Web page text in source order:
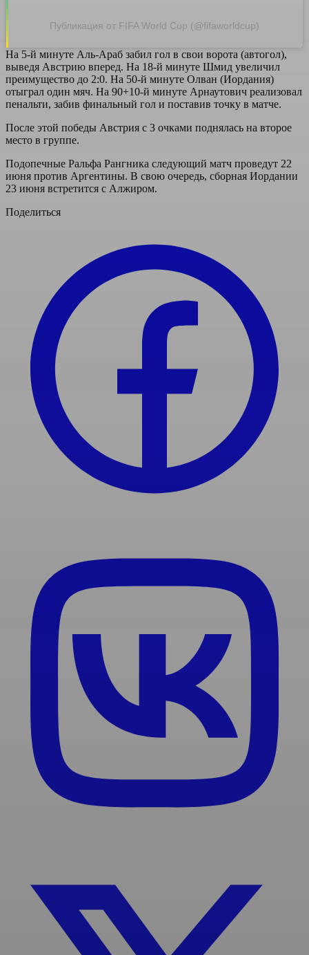
Публикация от FIFA World Cup (@fifaworldcup)
На 5-й минуте Аль-Араб забил гол в свои ворота (автогол),
выведя Австрию вперед. На 18-й минуте Шмид увеличил
преимущество до 2:0. На 50-й минуте Олван (Иордания)
отыграл один мяч. На 90+10-й минуте Арнаутович реализовал
пенальти, забив финальный гол и поставив точку в матче.
После этой победы Австрия с 3 очками поднялась на второе
место в группе.
Подопечные Ральфа Рангника следующий матч проведут 22
июня против Аргентины. В свою очередь, сборная Иордании
23 июня встретится с Алжиром.
Поделиться